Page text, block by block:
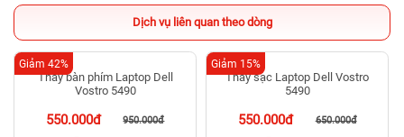
Dịch vụ liên quan theo dòng
Thay bàn phím Laptop Dell
Vostro 5490
550.000đ 950.000đ
Giảm 42%
Thay sạc Laptop Dell Vostro
5490
550.000đ 650.000đ
Giảm 15%